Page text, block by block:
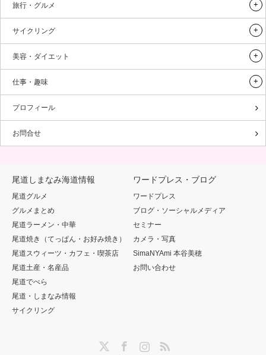
旅行・グルメ
サイクリング
美容・ダイエット
仕事・趣味
プロフィール
お問合せ
尾道しまなみ海道情報
尾道グルメ
グルメまとめ
尾道ラーメン・中華
尾道焼き（てっぱん・お好み焼き）
尾道スウィーツ・カフェ・喫茶店
尾道土産・名産品
尾道でべら
尾道・しまなみ情報
サイクリング
ワードプレス・ブログ
ワードプレス
ブログ・ソーシャルメディア
セミナー
カメラ・写真
SimaNYAmi 本谷美穂
お問い合わせ
InstagramRSS